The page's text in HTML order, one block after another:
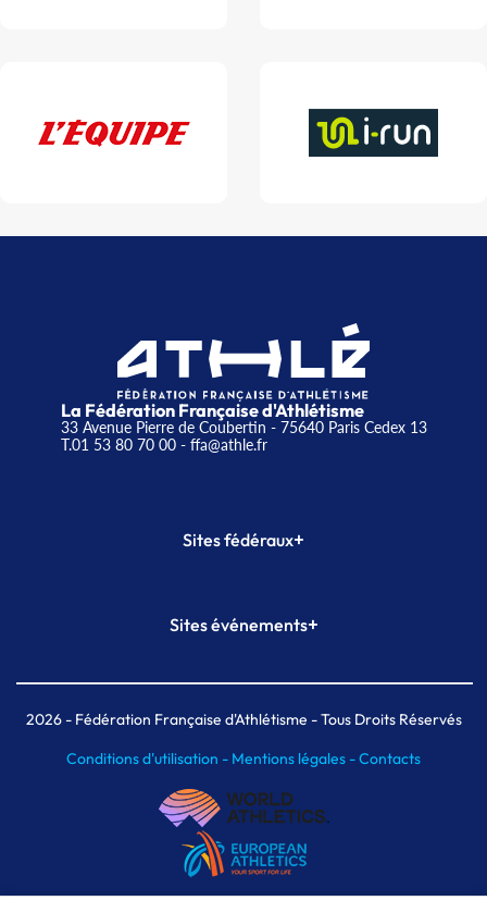
La Fédération Française d'Athlétisme
33 Avenue Pierre de Coubertin - 75640 Paris Cedex 13
T.01 53 80 70 00- ffa@athle.fr
Sites fédéraux+
Plateforme Formation
Sites événements+
Meeting de Paris indoor
MAIF Ekiden de Paris
2026- Fédération Française d'Athlétisme - Tous Droits Réservés
Conditions d'utilisation - Mentions légales -Contacts